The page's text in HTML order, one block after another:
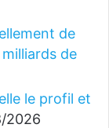
de
de
le profil et
2026